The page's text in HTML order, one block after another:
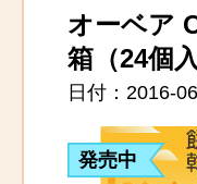
オーベア
箱（24個入
日付：2016-
発売中